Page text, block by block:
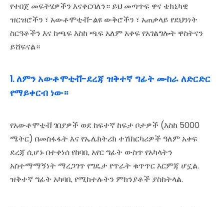
የተበጀ መፍትሄዎችን እናቀርባለን። ይህ መጣጥፍ ዋና ቴክኒካዊ
ዝርዝሮችን ፣ አውቶሞቲቭ-ልዩ ውቅሮችን ፣ አጠቃላይ የደህንነት
ስርዓቶችን እና ከጫፍ እስከ ጫፍ አለም አቀፍ የአገልግሎት ዋስትናን
ይሸፍናል።
1. ለምን አውቶሞቲቭ-ደረጃ ዝቅተኛ ግፊት ሙከራ ለድርድር
የማይቀርብ ነው።
የአውቶሞቲቭ ገበያዎች ወደ ከፍተኛ ከፍታ ቦታዎች (እስከ 5000
ሜትር) በመስፋፋት እና የኤሌክትሪክ ተሽከርካሪዎች ዓለም አቀፍ
ደረጃ ሲሆኑ በተቀነሰ የከባቢ አየር ግፊት ውስጥ የአካላትን
አስተማማኝነት ማረጋገጥ የግዴታ የጥራት ቁጥጥር እርምጃ ሆኗል.
ዝቅተኛ ግፊት አካባቢ የሚከተሉትን ምክንያቶች ያስከትላል.